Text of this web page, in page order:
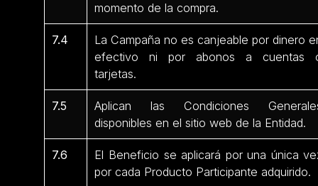
momento de la compra.
7.4
La Campaña no es canjeable por dinero
efectivo ni por abonos a cuentas
tarjetas.
7.5
Aplican las Condiciones
disponibles en el sitio web de la Entidad.
7.6
El Beneficio se aplicará por una única
por cada Producto Participante adquirido.